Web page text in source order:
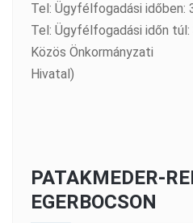
Tel: Ügyfélfogadási időben:
Tel: Ügyfélfogadási időn
Közös Önkormányzati
Hivatal)
PATAKMEDER-
EGERBOCSON